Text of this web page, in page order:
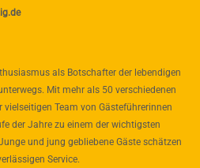
als Botschafter der lebendigen
Mit mehr als 50 verschiedenen
Team von Gästeführerinnen
der Jahre zu einem der wichtigsten
und jung gebliebene Gäste schätzen
Service.